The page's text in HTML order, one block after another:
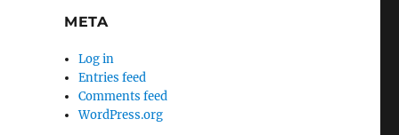
META
Log in
Entries feed
Comments feed
WordPress.org